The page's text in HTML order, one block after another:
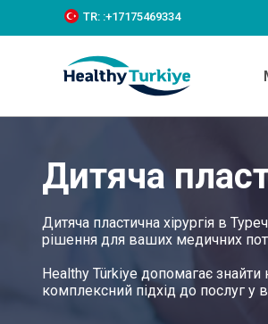
k
c
TR: :+‪17175469334‬
Дитяча
Дитяча пластична хірургія в
рішення для ваших медичних
Healthy Türkiye допомагає знайти
комплексний підхід до послуг у